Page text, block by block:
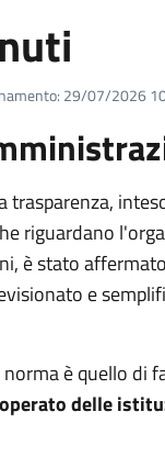
29/07/2026
trasparenza,
riguardano
è stato
e
è quello di
delle